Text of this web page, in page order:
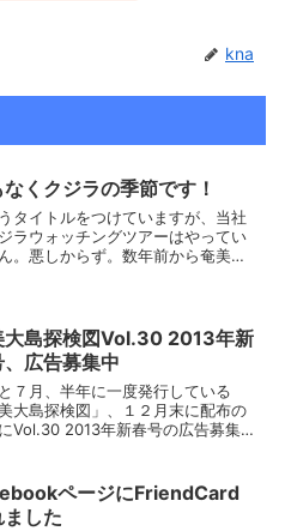
kna
なくクジラの季節です！
タイトルをつけていますが、当社
ラウォッチングツアーはやってい
。悪しからず。数年前から奄美大
ータがまとめられて...
大島探検図Vol.30 2013年新
広告募集中
７月、半年に一度発行している
美大島探検図」、１２月末に配布の
Vol.30 2013年新春号の広告募集を
宇検村・大和村）に営業で廻って
た。１１...
ページにFriendCard
ました